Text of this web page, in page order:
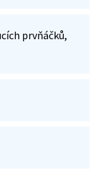
prvňáčků,